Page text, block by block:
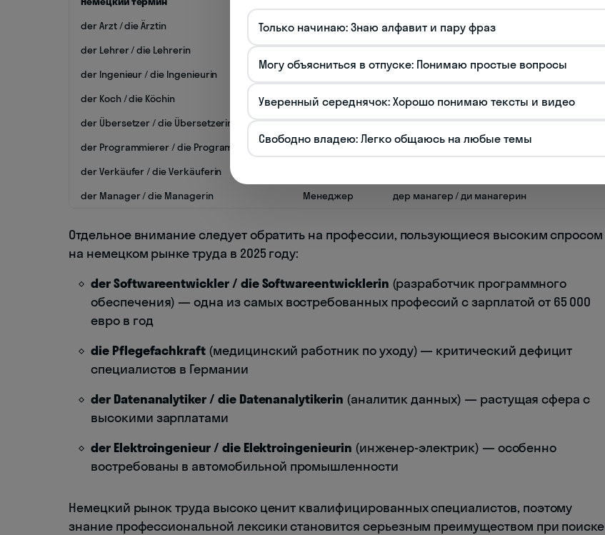
der Arzt / die Ärztin
Врач
дер арцт / ди эрцтин
der Lehrer / die Lehrerin
Учитель
дер лерер / ди лерерин
der Ingenieur / die Ingenieurin
дер инженёр / ди инженёрин
der Koch / die Köchin
Повар
дер кох / ди кёхин
der Übersetzer / die Übersetzerin
Переводчик
дер юберзетцер / ди юберзетцерин
der Programmierer / die Programmiererin
Программист
дер программирер / ди программирерин
der Verkäufer / die Verkäuferin
der Manager / die Managerin
Менеджер дер манагер / ди манагерин
Отдельное внимание следует обратить на профессии, пользующиеся высоким спросом
на немецком рынке труда в 2025 году:
der Softwareentwickler / die Softwareentwicklerin (разработчик программного
обеспечения) — одна из самых востребованных профессий с зарплатой от 65 000
евро в год
die Pflegefachkraft (медицинский работник по уходу) — критический дефицит
специалистов в Германии
der Datenanalytiker / die Datenanalytikerin (аналитик данных) — растущая сфера с
высокими зарплатами
der Elektroingenieur / die Elektroingenieurin (инженер-электрик) — особенно
востребованы в автомобильной промышленности
Немецкий рынок труда высоко ценит квалифицированных специалистов, поэтому
знание профессиональной лексики становится серьезным преимуществом при поиске
Только начинаю: Знаю алфавит и пару фраз
Могу объясниться в отпуске: Понимаю простые вопросы
Уверенный середнячок: Хорошо понимаю тексты и видео
Свободно владею: Легко общаюсь на любые темы